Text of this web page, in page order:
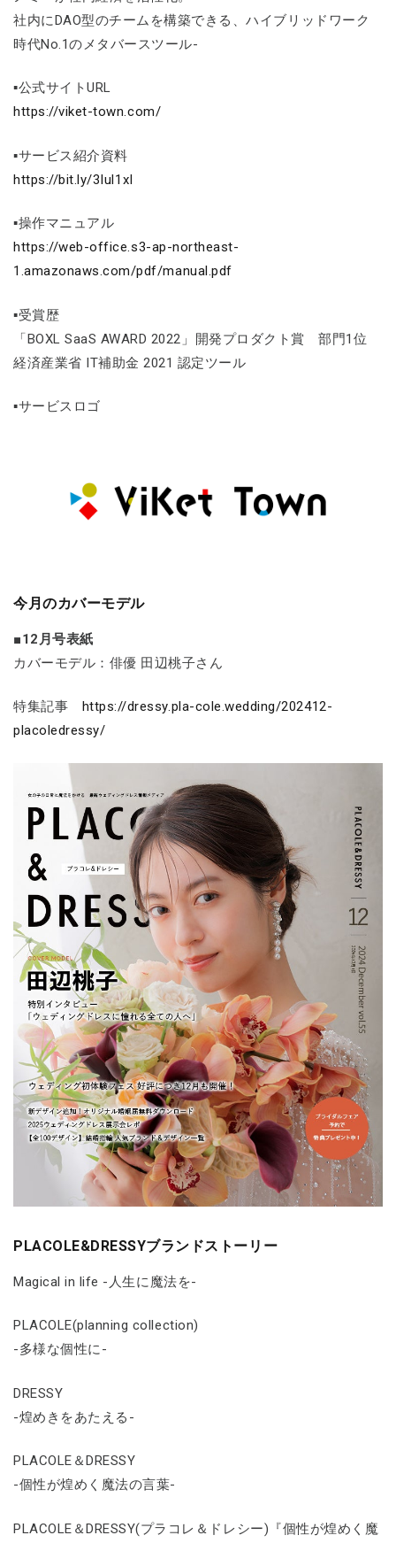
社内にDAO型のチームを構築できる、ハイブリッドワーク
時代No.1のメタバースツール-
▪公式サイトURL
https://viket-town.com/
▪サービス紹介資料
https://bit.ly/3Iul1xI
▪操作マニュアル
https://web-office.s3-ap-northeast-
1.amazonaws.com/pdf/manual.pdf
▪受賞歴
「BOXL SaaS AWARD 2022」開発プロダクト賞 部門1位
経済産業省 IT補助金 2021 認定ツール
▪サービスロゴ
今月のカバーモデル
■12月号表紙
カバーモデル：俳優 田辺桃子さん
特集記事 https://dressy.pla-cole.wedding/202412-
placoledressy/
PLACOLE&DRESSYブランドストーリー
Magical in life -人生に魔法を-
PLACOLE(planning collection)
-多様な個性に-
DRESSY
-煌めきをあたえる-
PLACOLE＆DRESSY
-個性が煌めく魔法の言葉-
PLACOLE＆DRESSY(プラコレ＆ドレシー)『個性が煌めく魔